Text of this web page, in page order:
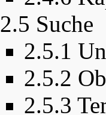
2.5 Suche
2.5.1
2.5.2
2.5.3